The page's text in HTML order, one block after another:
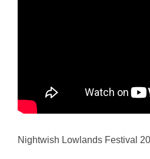
Nightwish Lowlands Festival